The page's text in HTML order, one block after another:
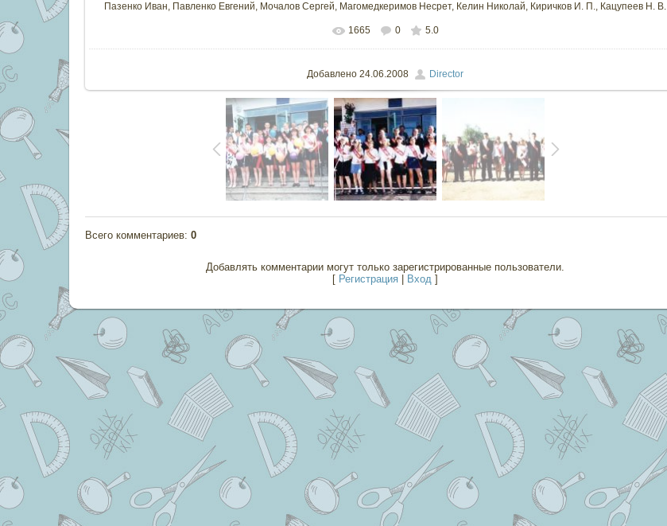
Пазенко Иван, Павленко Евгений, Мочалов Сергей, Магомедкеримов Несрет, Келин Николай, Киричков И. П., Кацупеев Н. В.
В реальном размере 766x505
1665 0 5.0
Добавлено 24.06.2008 Director
Всего комментариев: 0
Добавлять комментарии могут только зарегистрированные пользователи.
[ Регистрация Вход ]